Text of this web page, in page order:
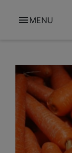
 MENU